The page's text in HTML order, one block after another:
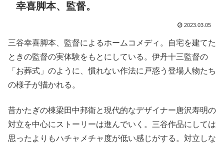
幸喜脚本、監督。
2023.03.05
三谷幸喜脚本、監督によるホームコメディ。自宅を建てた
ときの監督の実体験をもとにしている。伊丹十三監督の
「お葬式」のように、慣れない作法に戸惑う登場人物たち
の様子が描かれる。
昔かたぎの棟梁田中邦衛と現代的なデザイナー唐沢寿明の
対立を中心にストーリーは進んでいく。三谷作品にしては
思ったよりもハチャメチャ度が低い感じがする。対立しな